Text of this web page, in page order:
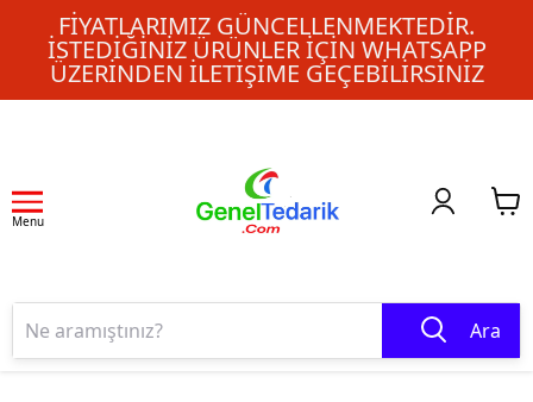
FIYATLARIMIZ GÜNCELLENMEKTEDIR.
İSTEDIĞINIZ ÜRÜNLER IÇIN WHATSAPP
ÜZERINDEN ILETIŞIME GEÇEBILIRSINIZ
Menu
Ara